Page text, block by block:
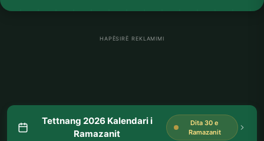
HAPËSIRË REKLAMIMI
Tettnang 2026 Kalendari i
Ramazanit
Dita 30 e
Ramazanit